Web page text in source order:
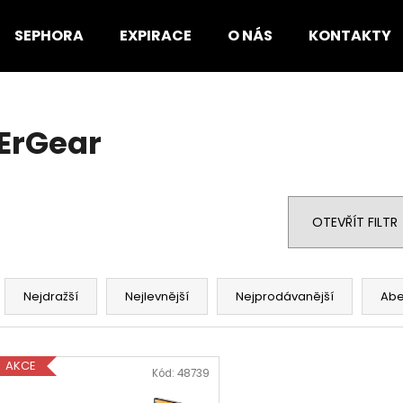
SEPHORA EXPIRACE O NÁS KONTAKTY
OTEVŘÍT FILTR
Ř
Nejdražší Nejlevnější Nejprodávanější
AKCE Kód:48739